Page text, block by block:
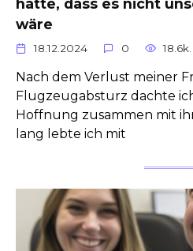
hätte, dass es nicht
wäre
18.12.2024 0 18.6k.
Nach dem Verlust meiner
Flugzeugabsturz dachte
Hoffnung zusammen mit
lang lebte ich mit